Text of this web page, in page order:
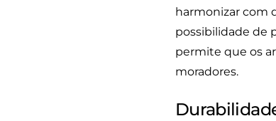
harmonizar com
possibilidade de
permite que os
moradores.